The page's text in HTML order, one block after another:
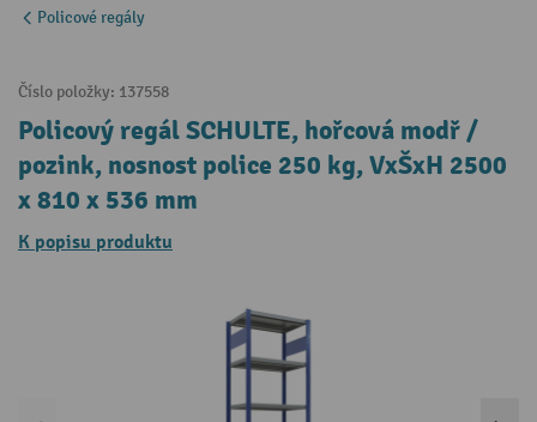
Policové regály
Číslo položky: 137558
Policový regál SCHULTE, hořcová modř /
pozink, nosnost police 250 kg, VxŠxH 2500
x 810 x 536 mm
K popisu produktu